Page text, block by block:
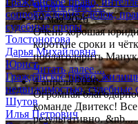
сопровождение сделок,
судебные споры
Толстоногова
Дарья Михайловна
Юрист
Гражданское право,
недвижимостью, судебные
Шутов
Илья Петрович
Читать далее....
19 мая 2026
Очень хорошая
короткие сроки и
поблагодарить
Читать далее....
4 апреля 2026
Огромная
команде Двитекс!
результативно. &nb...